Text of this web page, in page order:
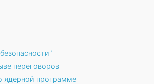
переговоров
ядерной программе